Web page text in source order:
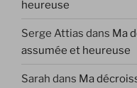
heureuse
Serge Attias dans Ma
assumée et heureuse
Sarah dans Ma